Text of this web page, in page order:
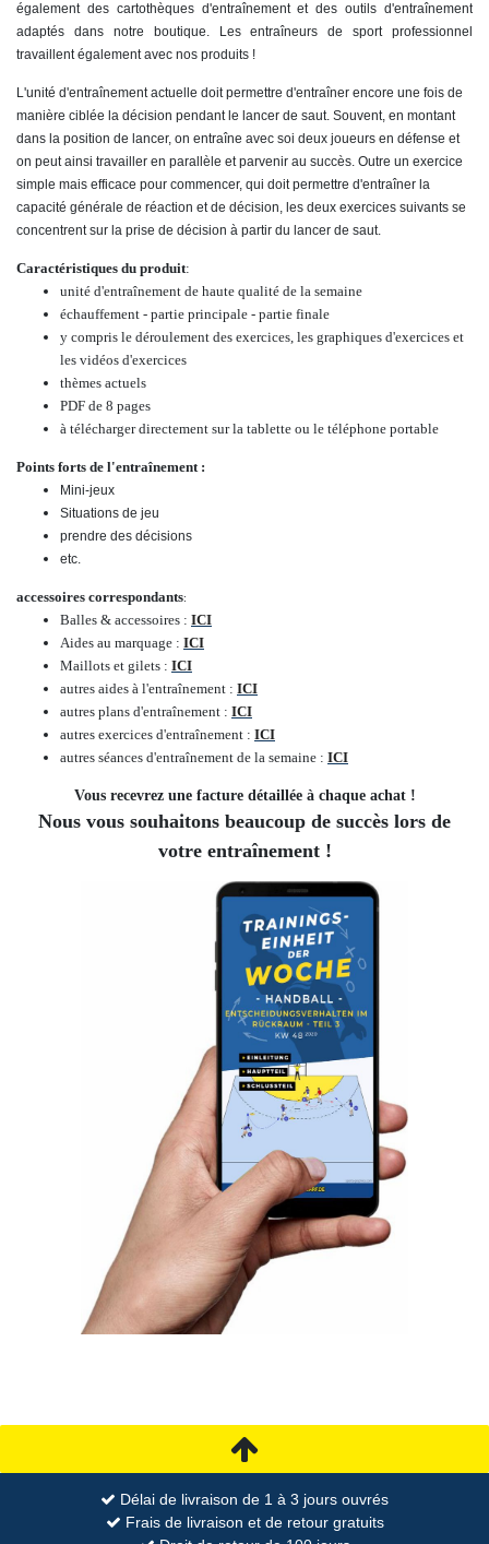
également des cartothèques d'entraînement et des outils d'entraînement
adaptés dans notre boutique. Les entraîneurs de sport professionnel
travaillent également avec nos produits !
L'unité d'entraînement actuelle doit permettre d'entraîner encore une fois de
manière ciblée la décision pendant le lancer de saut. Souvent, en montant
dans la position de lancer, on entraîne avec soi deux joueurs en défense et
on peut ainsi travailler en parallèle et parvenir au succès. Outre un exercice
simple mais efficace pour commencer, qui doit permettre d'entraîner la
capacité générale de réaction et de décision, les deux exercices suivants se
concentrent sur la prise de décision à partir du lancer de saut.
Caractéristiques du produit:
unité d'entraînement de haute qualité de la semaine
échauffement - partie principale - partie finale
y compris le déroulement des exercices, les graphiques d'exercices et
les vidéos d'exercices
thèmes actuels
PDF de 8 pages
à télécharger directement sur la tablette ou le téléphone portable
Points forts de l'entraînement :
Mini-jeux
Situations de jeu
prendre des décisions
etc.
accessoires correspondants:
Balles & accessoires : ICI
Aides au marquage : ICI
Maillots et gilets : ICI
autres aides à l'entraînement : ICI
autres plans d'entraînement : ICI
autres exercices d'entraînement : ICI
autres séances d'entraînement de la semaine : ICI
Vous recevrez une facture détaillée à chaque achat !
Nous vous souhaitons beaucoup de succès lors de
votre entraînement !
Délai de livraison de 1 à 3 jours ouvrés
Frais de livraison et de retour gratuits